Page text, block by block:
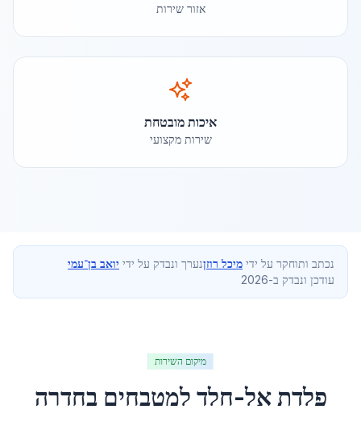
אזור שירות
איכות מובטחת
שירות מקצועי
נכתב ותוחקר על ידי מיכל רוזןנערך ונבדק על ידי יואב בן־עמי
עודכן ונבדק ב-2026
מיקום השירות
פלדת אל-חלד למטבחים בחדרה